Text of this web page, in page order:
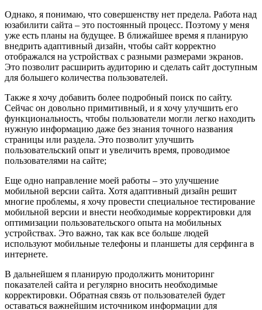
Однако, я понимаю, что совершенству нет предела. Работа над
юзабилити сайта – это постоянный процесс. Поэтому у меня
уже есть планы на будущее. В ближайшее время я планирую
внедрить адаптивный дизайн, чтобы сайт корректно
отображался на устройствах с разными размерами экранов.
Это позволит расширить аудиторию и сделать сайт доступным
для большего количества пользователей.
Также я хочу добавить более подробный поиск по сайту.
Сейчас он довольно примитивный, и я хочу улучшить его
функциональность, чтобы пользователи могли легко находить
нужную информацию даже без знания точного названия
страницы или раздела. Это позволит улучшить
пользовательский опыт и увеличить время, проводимое
пользователями на сайте;
Еще одно направление моей работы – это улучшение
мобильной версии сайта. Хотя адаптивный дизайн решит
многие проблемы, я хочу провести специальное тестирование
мобильной версии и внести необходимые корректировки для
оптимизации пользовательского опыта на мобильных
устройствах. Это важно, так как все больше людей
используют мобильные телефоны и планшеты для серфинга в
интернете.
В дальнейшем я планирую продолжить мониторинг
показателей сайта и регулярно вносить необходимые
корректировки. Обратная связь от пользователей будет
оставаться важнейшим источником информации для